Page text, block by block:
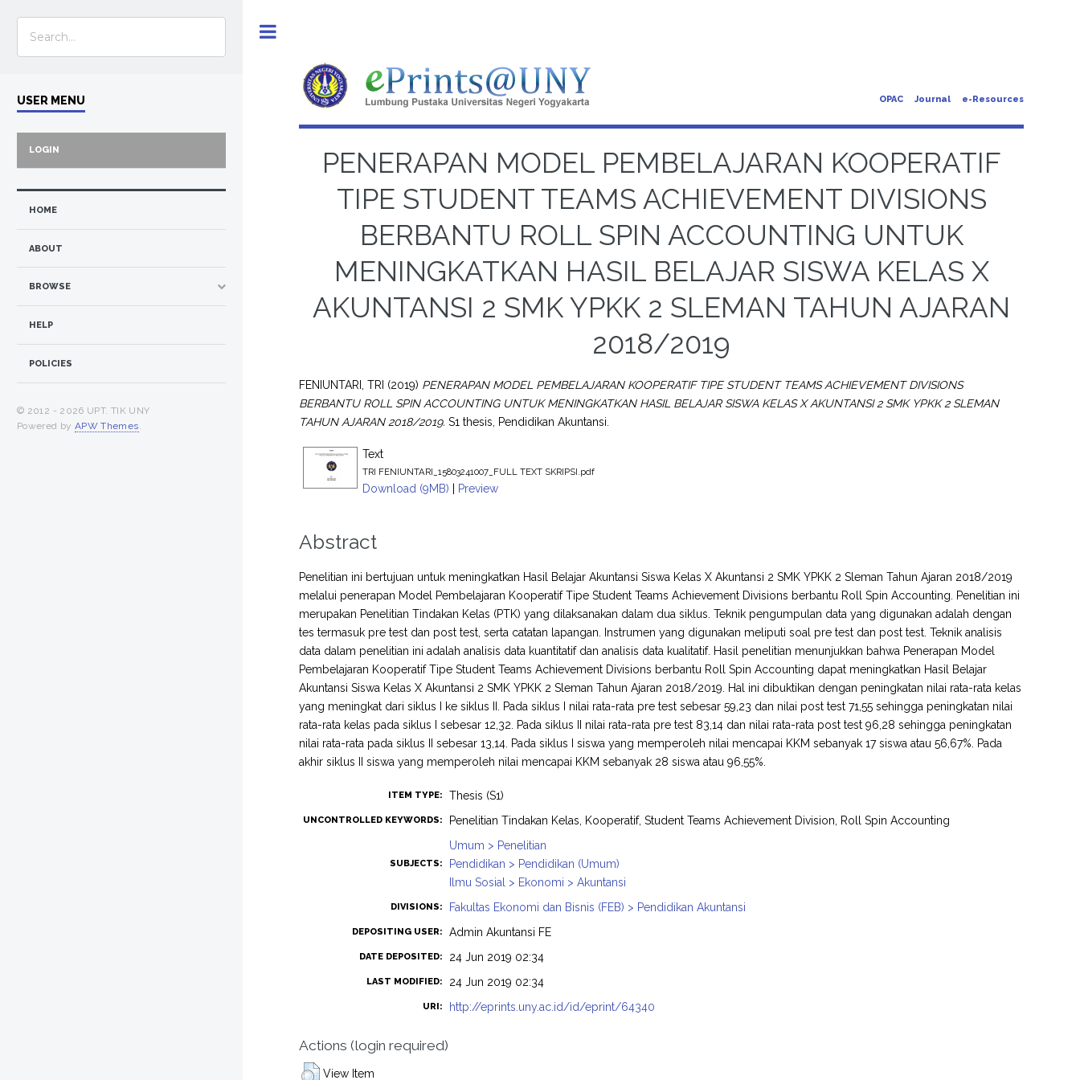
OPAC Journal e-Resources
PENERAPAN MODEL PEMBELAJARAN KOOPERATIF
TIPE STUDENT TEAMS ACHIEVEMENT DIVISIONS
BERBANTU ROLL SPIN ACCOUNTING UNTUK
MENINGKATKAN HASIL BELAJAR SISWA KELAS X
AKUNTANSI 2 SMK YPKK 2 SLEMAN TAHUN AJARAN
2018/2019
FENIUNTARI, TRI (2019) PENERAPAN MODEL PEMBELAJARAN KOOPERATIF TIPE STUDENT TEAMS ACHIEVEMENT DIVISIONS
BERBANTU ROLL SPIN ACCOUNTING UNTUK MENINGKATKAN HASIL BELAJAR SISWA KELAS X AKUNTANSI 2 SMK YPKK 2 SLEMAN
TAHUN AJARAN 2018/2019. S1 thesis, Pendidikan Akuntansi.
Text
TRI FENIUNTARI_15803241007_FULL TEXT SKRIPSI.pdf
Download (9MB) | Preview
Abstract
Penelitian ini bertujuan untuk meningkatkan Hasil Belajar Akuntansi Siswa Kelas X Akuntansi 2 SMK YPKK 2 Sleman Tahun Ajaran 2018/2019
melalui penerapan Model Pembelajaran Kooperatif Tipe Student Teams Achievement Divisions berbantu Roll Spin Accounting. Penelitian ini
merupakan Penelitian Tindakan Kelas (PTK) yang dilaksanakan dalam dua siklus. Teknik pengumpulan data yang digunakan adalah dengan
tes termasuk pre test dan post test, serta catatan lapangan. Instrumen yang digunakan meliputi soal pre test dan post test. Teknik analisis
data dalam penelitian ini adalah analisis data kuantitatif dan analisis data kualitatif. Hasil penelitian menunjukkan bahwa Penerapan Model
Pembelajaran Kooperatif Tipe Student Teams Achievement Divisions berbantu Roll Spin Accounting dapat meningkatkan Hasil Belajar
Akuntansi Siswa Kelas X Akuntansi 2 SMK YPKK 2 Sleman Tahun Ajaran 2018/2019. Hal ini dibuktikan dengan peningkatan nilai rata-rata kelas
yang meningkat dari siklus I ke siklus II. Pada siklus I nilai rata-rata pre test sebesar 59,23 dan nilai post test 71,55 sehingga peningkatan nilai
rata-rata kelas pada siklus I sebesar 12,32. Pada siklus II nilai rata-rata pre test 83,14 dan nilai rata-rata post test 96,28 sehingga peningkatan
nilai rata-rata pada siklus II sebesar 13,14. Pada siklus I siswa yang memperoleh nilai mencapai KKM sebanyak 17 siswa atau 56,67%. Pada
akhir siklus II siswa yang memperoleh nilai mencapai KKM sebanyak 28 siswa atau 96,55%.
ITEM TYPE: Thesis (S1)
UNCONTROLLED KEYWORDS: Penelitian Tindakan Kelas, Kooperatif, Student Teams Achievement Division, Roll Spin Accounting
SUBJECTS:
Umum > Penelitian
Pendidikan > Pendidikan (Umum)
Ilmu Sosial > Ekonomi > Akuntansi
DIVISIONS: Fakultas Ekonomi dan Bisnis (FEB) > Pendidikan Akuntansi
DEPOSITING USER: Admin Akuntansi FE
DATE DEPOSITED: 24 Jun 2019 02:34
LAST MODIFIED: 24 Jun 2019 02:34
URI: http://eprints.uny.ac.id/id/eprint/64340
Actions (login required)
View Item
USER MENU
LOGIN
HOME
ABOUT
BROWSE
HELP
POLICIES
© 2012 - 2026 UPT. TIK UNY
Powered by APW Themes